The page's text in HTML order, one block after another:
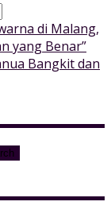
di Malang,
yang Benar”
Bangkit dan